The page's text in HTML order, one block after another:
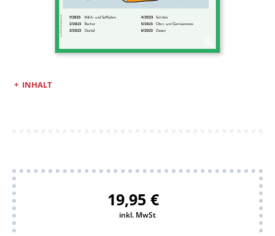
INHALT
19,95 €
inkl. MwSt